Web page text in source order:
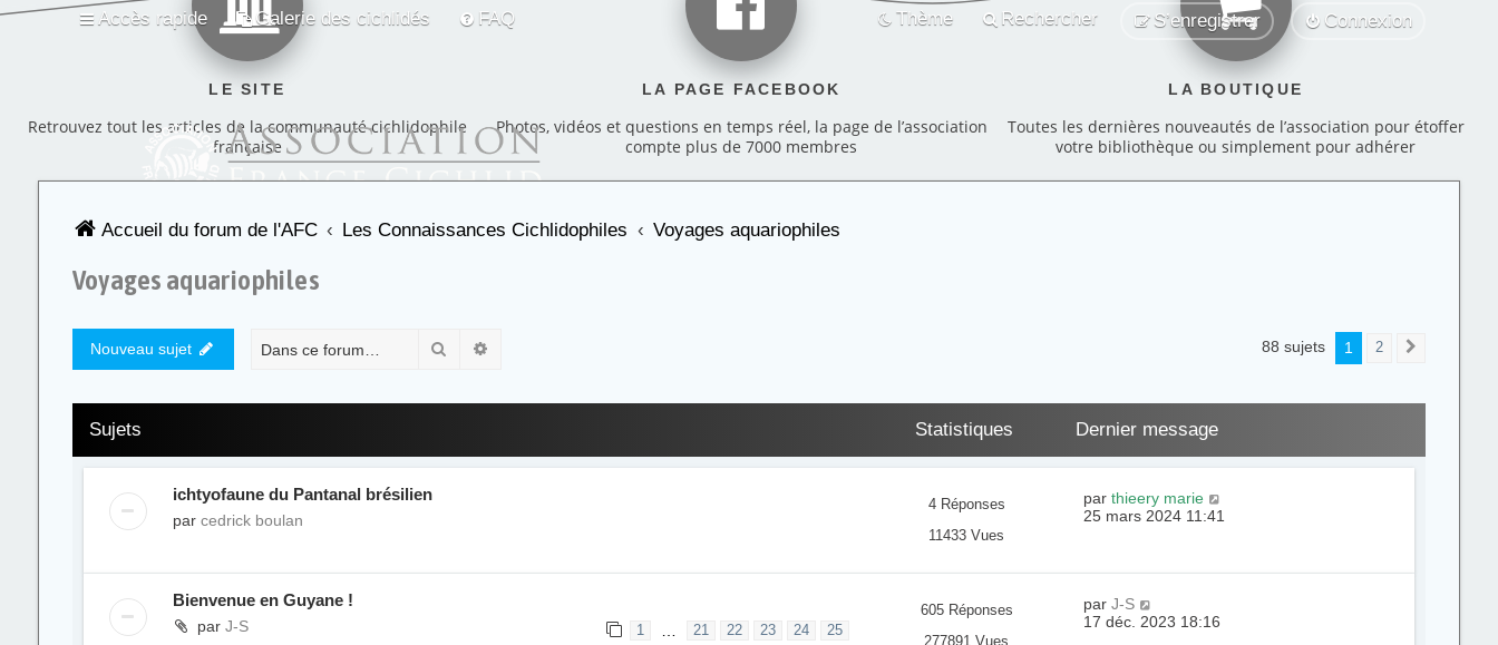
Accès rapide Galerie des cichlidés FAQ Connexion
S’enregistrer
Rechercher
Thème
LE SITE
Retrouvez tout les articles de la communauté cichlidophile
française
LA PAGE FACEBOOK
Photos, vidéos et questions en temps réel, la page de l’association
compte plus de 7000 membres
LA BOUTIQUE
Toutes les dernières nouveautés de l’association pour étoffer
votre bibliothèque ou simplement pour adhérer
Accueil du forum de l'AFC Les Connaissances Cichlidophiles Voyages aquariophiles
Voyages aquariophiles
Nouveau sujet Rechercher 88 sujets 1 2
Sujets Statistiques Dernier message
ichtyofaune du Pantanal brésilien
par cedrick boulan
4 Réponses
11433 Vues
parthieery marie
25 mars 2024 11:41
Bienvenue en Guyane !
par J-S 1 … 21 22 23 24 25
605 Réponses
277891 Vues
parJ-S
17 déc. 2023 18:16